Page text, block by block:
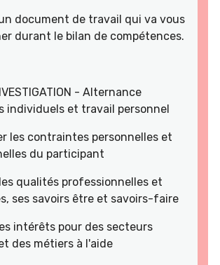
document de travail qui va vous
durant le bilan de compétences.
- Alternance
individuels et travail personnel
les contraintes personnelles et
du participant
qualités professionnelles et
ses savoirs être et savoirs-faire
intérêts pour des secteurs
des métiers à l'aide